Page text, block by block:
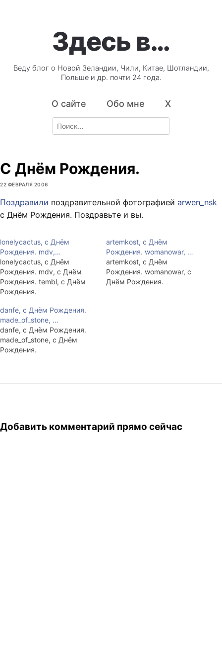
Здесь в…
Веду блог о Новой Зеландии, Чили, Китае, Шотландии,
Польше и др. почти 24 года.
О сайте Обо мне X
Search
for:
С Днём Рождения.
22 ФЕВРАЛЯ 2006
Поздравили поздравительной фотографией arwen_nsk
с Днём Рождения. Поздравьте и вы.
lonelycactus, с Днём
Рождения. mdv,…
lonelycactus, с Днём
Рождения. mdv, с Днём
Рождения. tembl, с Днём
Рождения.
artemkost, с Днём
Рождения. womanowar, …
artemkost, с Днём
Рождения. womanowar, с
Днём Рождения.
danfe, с Днём Рождения.
made_of_stone, …
danfe, с Днём Рождения.
made_of_stone, с Днём
Рождения.
Добавить комментарий прямо сейчас